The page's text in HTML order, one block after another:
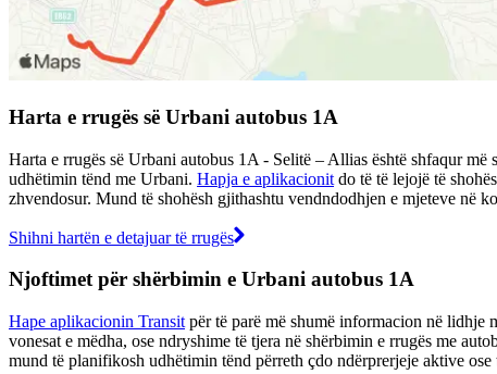
Harta e rrugës së Urbani autobus 1A
Harta e rrugës së Urbani autobus 1A - Selitë – Allias është shfaqur
udhëtimin tënd me Urbani. Hapja e aplikacionit do të të lejojë të
zhvendosur. Mund të shohësh gjithashtu vendndodhjen e mjeteve në
Shihni hartën e detajuar të rrugës
Njoftimet për shërbimin e Urbani autobus 1A
Hape aplikacionin Transit për të parë më shumë informacion në lidhje
vonesat e mëdha, ose ndryshime të tjera në shërbimin e rrugës me
mund të planifikosh udhëtimin tënd përreth çdo ndërprerjeje aktive ose